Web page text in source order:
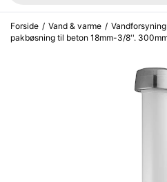
Forside / Vand & varme / Vandforsyning
pakbøsning til beton 18mm-3/8''.